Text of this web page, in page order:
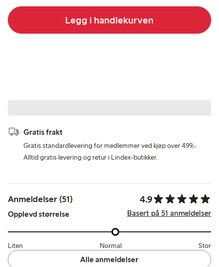
Legg i handlekurven
Gratis frakt
Gratis standardlevering for medlemmer ved kjøp over 499,-.
Alltid gratis levering og retur i Lindex-butikker.
Anmeldelser (51) 4.9
Opplevd størrelse Basert på 51 anmeldelser
Liten Normal Stor
Alle anmeldelser